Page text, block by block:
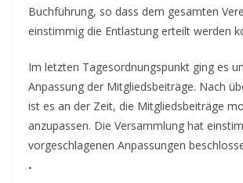
Buchführung, so dass dem gesamten
einstimmig die Entlastung erteilt werden
Im letzten Tagesordnungspunkt ging es
Anpassung der Mitgliedsbeiträge. Nach
ist es an der Zeit, die Mitgliedsbeiträge
anzupassen. Die Versammlung hat
vorgeschlagenen Anpassungen
.